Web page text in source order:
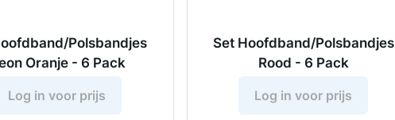
Polsbandjes
Oranje - 6 Pack
Log in voor prijs
Set Hoofdband/Polsbandjes
Rood - 6 Pack
Log in voor prijs